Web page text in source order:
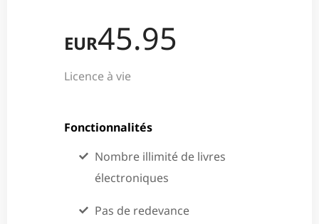
EUR45.95
Licence à vie
Fonctionnalités
Nombre illimité de livres
électroniques
Pas de redevance